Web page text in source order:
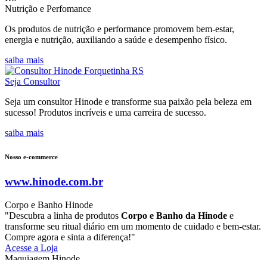
Nutrição e Perfomance
Os produtos de nutrição e performance promovem bem-estar,
energia e nutrição, auxiliando a saúde e desempenho físico.
saiba mais
Seja Consultor
Seja um consultor Hinode e transforme sua paixão pela beleza em
sucesso! Produtos incríveis e uma carreira de sucesso.
saiba mais
Nosso e-commerce
www.hinode.com.br
Corpo e Banho Hinode
"Descubra a linha de produtos Corpo e Banho da Hinode e
transforme seu ritual diário em um momento de cuidado e bem-estar.
Compre agora e sinta a diferença!"
Acesse a Loja